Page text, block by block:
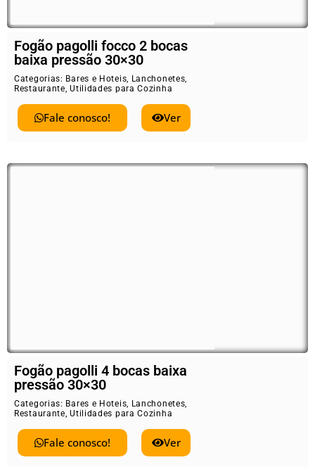
Fogão pagolli focco 2 bocas
baixa pressão 30×30
Categorias: Bares e Hoteis, Lanchonetes,
Restaurante,Utilidades para Cozinha
Fale conosco! Ver
Fogão pagolli 4 bocas baixa
pressão 30×30
Categorias: Bares e Hoteis, Lanchonetes,
Restaurante,Utilidades para Cozinha
Fale conosco! Ver